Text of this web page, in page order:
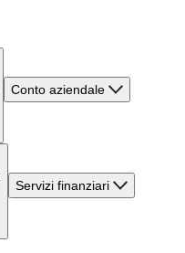
Conto aziendale
Servizi finanziari